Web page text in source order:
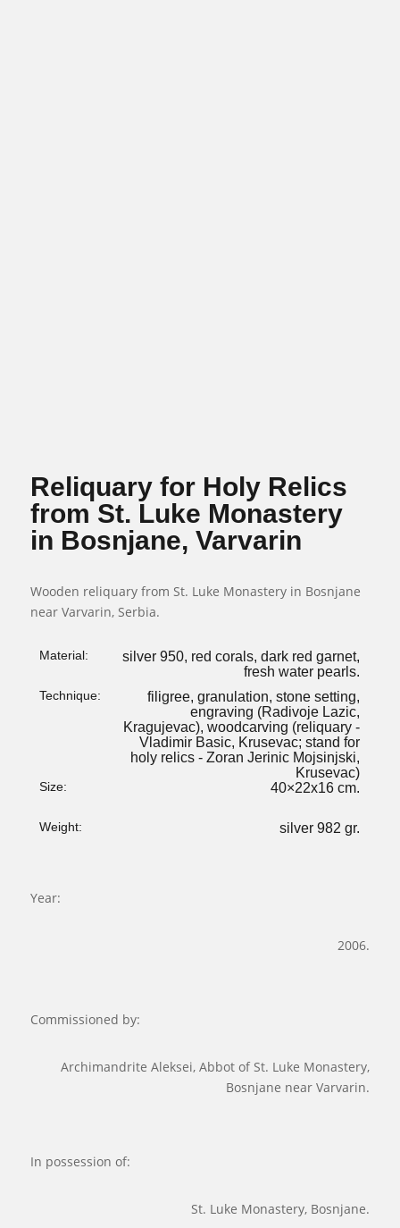
Reliquary for Holy Relics
from St. Luke Monastery
in Bosnjane, Varvarin
Wooden reliquary from St. Luke Monastery in Bosnjane
near Varvarin, Serbia.
Material:
silver 950, red corals, dark red garnet,
fresh water pearls.
Technique:
filigree, granulation, stone setting,
engraving (Radivoje Lazic,
Kragujevac), woodcarving (reliquary -
Vladimir Basic, Krusevac; stand for
holy relics - Zoran Jerinic Mojsinjski,
Krusevac)
Size: 40×22х16 cm.
Weight: silver 982 gr.
Year:
2006.
Commissioned by:
Archimandrite Aleksei, Abbot of St. Luke Monastery,
Bosnjane near Varvarin.
In possession of:
St. Luke Monastery, Bosnjane.